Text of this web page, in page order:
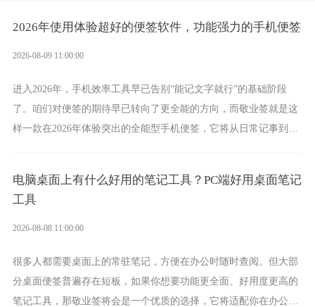
2026年使用体验超好的便签软件，功能强力的手机便签
2026-08-09 11:00:00
进入2026年，手机效率工具早已告别“能记文字就行”的基础阶段
了。咱们对便签的期待早已转向了更全能的方向，而敬业签就是这
样一款在2026年体验突出的全能型手机便签，它将从日常记事到时
电脑桌面上有什么好用的笔记工具？PC端好用桌面笔记
工具
2026-08-08 11:00:00
很多人都需要桌面上的常驻笔记，方便在办公时随时查阅。但大部
分桌面便签普遍存在短板，如果你想要功能更全面、好用度更高的
笔记工具，那敬业签将会是一个优质的选择，它将适配你在办公、